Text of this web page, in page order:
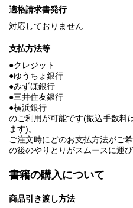
適格請求書発行
対応しておりません
支払方法等
●クレジット
●ゆうちょ銀行
●みずほ銀行
●三井住友銀行
●横浜銀行
のご利用が可能です(振込手数料
ます)。
ご注文時にどのお支払方法がご
の後のやりとりがスムースに運び
書籍の購入について
商品引き渡し方法